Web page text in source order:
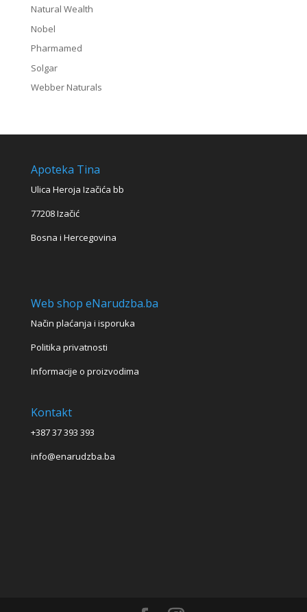
Natural Wealth
Nobel
Pharmamed
Solgar
Webber Naturals
Apoteka Tina
Ulica Heroja Izačića bb
77208 Izačić
Bosna i Hercegovina
Web shop eNarudzba.ba
Način plaćanja i isporuka
Politika privatnosti
Informacije o proizvodima
Kontakt
+387 37 393 393
info@enarudzba.ba